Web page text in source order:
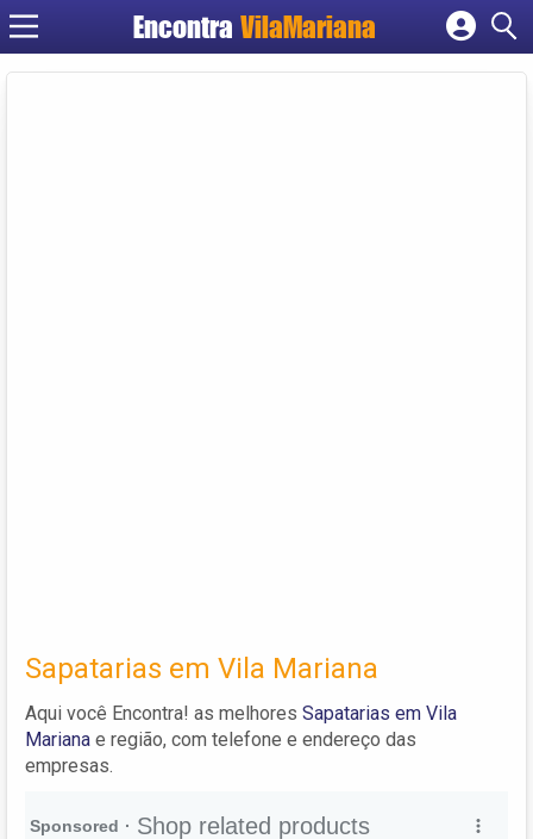
EncontraVilaMariana
Cadastrar empresa
Sapatarias em Vila Mariana
Aqui você Encontra! as melhores Sapatarias em Vila
Mariana e região, com telefone e endereço das
empresas.